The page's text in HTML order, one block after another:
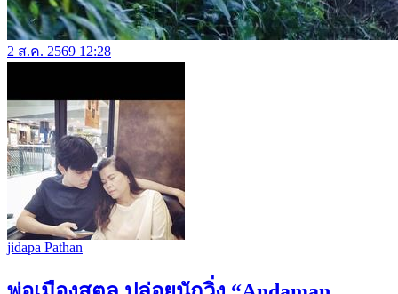
2 ส.ค. 2569 12:28
jidapa Pathan